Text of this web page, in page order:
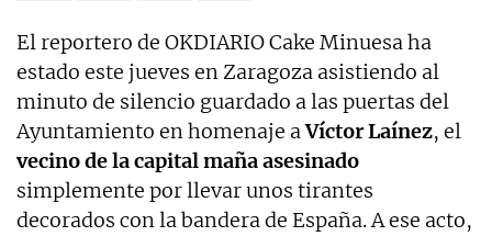
El reportero de OKDIARIO Cake Minuesa ha
estado este jueves en Zaragoza asistiendo al
minuto de silencio guardado a las puertas del
Ayuntamiento en homenaje aVíctor Laínez, el
vecino de la capital maña asesinado
simplemente por llevar unos tirantes
decorados con la bandera de España. A ese acto,